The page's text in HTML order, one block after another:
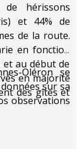
de hérissons
et 44% de
de la route.
en fonction
et au début de
en majorité
des gîtes et
Oléron se
sur sa
observations